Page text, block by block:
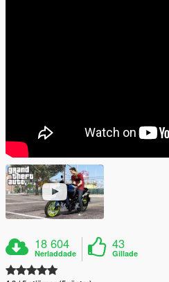
18 604
Nerladdade
43
Gillade